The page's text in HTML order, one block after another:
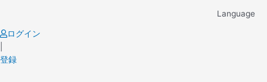
content
Language
ログイン
登録